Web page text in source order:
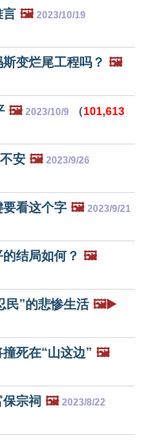
言 🖼️ 2023/10/19
变烂尾工程吗？ 🖼️
🖼️ 2023/10/9 （101,613
安 🖼️ 2023/9/26
要看这个字 🖼️ 2023/9/21
结局如何？ 🖼️
民”的悲惨生活 🖼️▶️
死在“山这边” 🖼️
宗祠 🖼️ 2023/8/22